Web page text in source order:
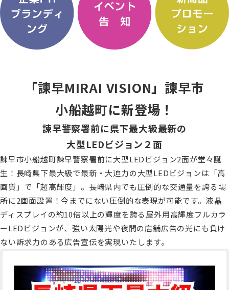
「諫早MIRAI VISION」諫早市
小船越町に新登場！
諫早警察署前に県下最大級最新の
大型LEDビジョン２面
諫早市小船越町諫早警察署前に大型LEDビジョン2面が堂々誕
生！長崎県下最大級で最新・大迫力の大型LEDビジョンは「高
画質」で「超高輝度」。長崎県内でも圧倒的な交通量を誇る場
所に2画面設置！今までにない圧倒的な表現が可能です。液晶
ディスプレイの約10倍以上の輝度を誇る屋外用高輝度フルカラ
ーLEDビジョンが、強い太陽光や夜間の店舗広告の光にも負け
ない訴求力のある広告宣伝を実現いたします。